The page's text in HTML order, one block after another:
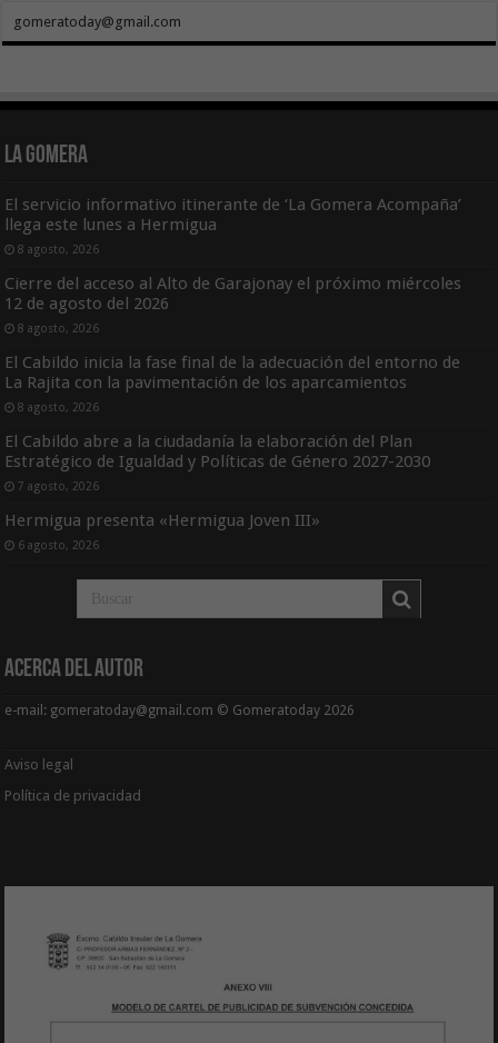
gomeratoday@gmail.com
La Gomera
El servicio informativo itinerante de ‘La Gomera Acompaña’
llega este lunes a Hermigua
8 agosto, 2026
Cierre del acceso al Alto de Garajonay el próximo miércoles
12 de agosto del 2026
8 agosto, 2026
El Cabildo inicia la fase final de la adecuación del entorno de
La Rajita con la pavimentación de los aparcamientos
8 agosto, 2026
El Cabildo abre a la ciudadanía la elaboración del Plan
Estratégico de Igualdad y Políticas de Género 2027-2030
7 agosto, 2026
Hermigua presenta «Hermigua Joven III»
6 agosto, 2026
Acerca del Autor
e-mail: gomeratoday@gmail.com © Gomeratoday 2026
Aviso legal
Política de privacidad